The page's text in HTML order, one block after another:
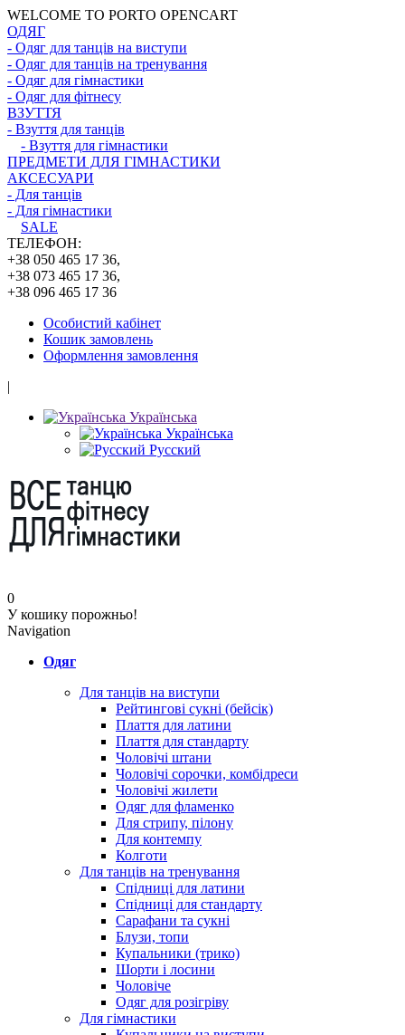
WELCOME TO PORTO OPENCART
ОДЯГ
- Одяг для танців на виступи
- Одяг для танців на тренування
- Одяг для гімнастики
- Одяг для фітнесу
ВЗУТТЯ
- Взуття для танців
- Взуття для гімнастики
ПРЕДМЕТИ ДЛЯ ГІМНАСТИКИ
АКСЕСУАРИ
- Для танців
- Для гімнастики
SALE
ТЕЛЕФОН:
+38 050 465 17 36,
+38 073 465 17 36,
+38 096 465 17 36
Особистий кабінет
Кошик замовлень
Оформлення замовлення
|
Українська
Українська
Русский
0
У кошику порожньо!
Navigation
Одяг
Для танців на виступи
Рейтингові сукні (бейсік)
Плаття для латини
Плаття для стандарту
Чоловічі штани
Чоловічі сорочки, комбідреси
Чоловічі жилети
Одяг для фламенко
Для стрипу, пілону
Для контемпу
Колготи
Для танців на тренування
Спідниці для латини
Спідниці для стандарту
Сарафани та сукні
Блузи, топи
Купальники (трико)
Шорти і лосини
Чоловіче
Одяг для розігріву
Для гімнастики